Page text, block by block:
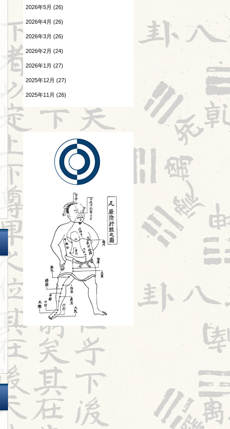
森のようちえん
温病
熱と治療
痺証
鍼灸教育について
Hospitalistとは②
酷暑
感覚の変化
2026.07.23
陰陽学説⑧
2026.07.22
胎漏(たいろう)とは②
Hospitalistとは①
2026.07.16
陰陽学説⑦
2026.07.15
頭が痛い①
2026.07.14
胎漏(たいろう)とは①
2026.07.13
鍼治療の臨床試験における標準化と柔
軟性を両立させるマニュアル⑬
婦人科㊶
2026.07.10
2026前期試験
2026.07.09
2026年5月 (26)
2026年4月 (26)
2026年3月 (26)
2026年2月 (24)
2026年1月 (27)
2025年12月 (27)
2025年11月 (26)
2025年10月 (26)
2025年9月 (25)